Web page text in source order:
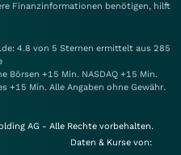
Finanzinformationen benötigen, hilft
4.8 von 5 Sternen ermittelt aus 285
Börsen +15 Min. NASDAQ +15 Min.
+15 Min. Alle Angaben ohne Gewähr.
AG - Alle Rechte vorbehalten.
Daten & Kurse von: